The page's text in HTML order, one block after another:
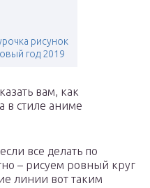
рисунок
год 2019
вам, как
в стиле аниме
все делать по
– рисуем ровный круг
линии вот таким